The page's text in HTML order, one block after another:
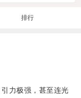
排行
力极强，甚至连光